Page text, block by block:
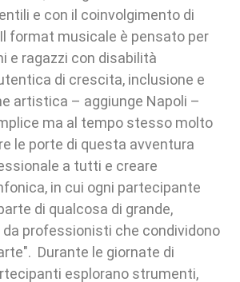
e con il coinvolgimento di
format musicale è pensato per
e ragazzi con disabilità
di crescita, inclusione e
artistica – aggiunge Napoli –
ma al tempo stesso molto
le porte di questa avventura
a tutti e creare
in cui ogni partecipante
di qualcosa di grande,
professionisti che condividono
Durante le giornate di
esplorano strumenti,